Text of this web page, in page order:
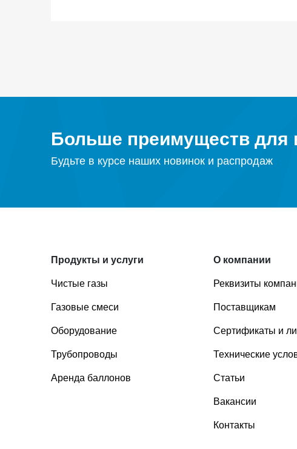
Больше преимуществ для
Будьте в курсе наших новинок и распродаж
Продукты и услуги
Чистые газы
Газовые смеси
Оборудование
Трубопроводы
Аренда баллонов
О компании
Реквизиты
Поставщикам
Сертификаты и
Технические
Статьи
Вакансии
Контакты